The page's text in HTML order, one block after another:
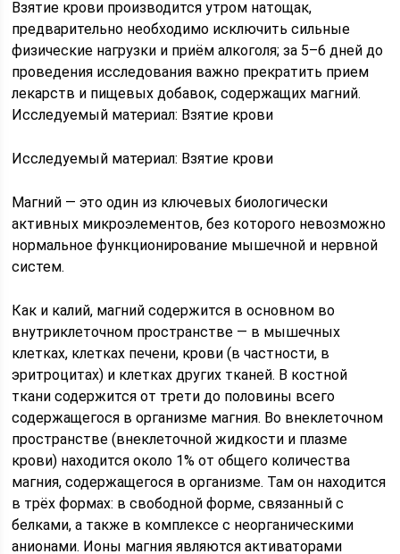
Взятие крови производится утром натощак,
предварительно необходимо исключить сильные
физические нагрузки и приём алкоголя; за 5–6 дней до
проведения исследования важно прекратить прием
лекарств и пищевых добавок, содержащих магний.
Исследуемый материал: Взятие крови
Исследуемый материал: Взятие крови
Магний — это один из ключевых биологически
активных микроэлементов, без которого невозможно
нормальное функционирование мышечной и нервной
систем.
Как и калий, магний содержится в основном во
внутриклеточном пространстве — в мышечных
клетках, клетках печени, крови (в частности, в
эритроцитах) и клетках других тканей. В костной
ткани содержится от трети до половины всего
содержащегося в организме магния. Во внеклеточном
пространстве (внеклеточной жидкости и плазме
крови) находится около 1% от общего количества
магния, содержащегося в организме. Там он находится
в трёх формах: в свободной форме, связанный с
белками, а также в комплексе с неорганическими
анионами. Ионы магния являются активаторами